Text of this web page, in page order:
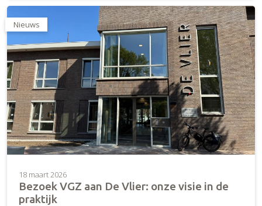
Nieuws
18 maart 2026
Bezoek VGZ aan De Vlier: onze visie in de
praktijk